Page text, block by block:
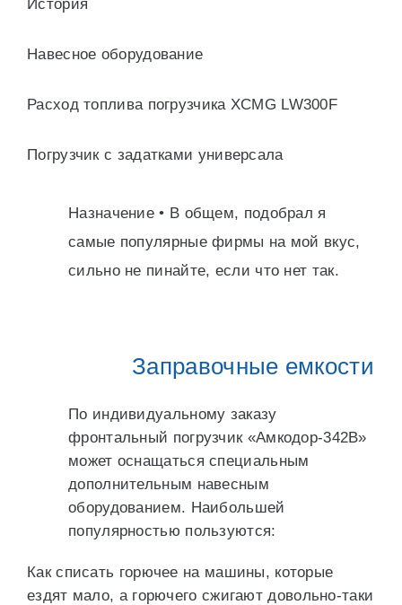
История
Навесное оборудование
Расход топлива погрузчика XCMG LW300F
Погрузчик с задатками универсала
Назначение • В общем, подобрал я
самые популярные фирмы на мой вкус,
сильно не пинайте, если что нет так.
Заправочные емкости
По индивидуальному заказу
фронтальный погрузчик «Амкодор-342В»
может оснащаться специальным
дополнительным навесным
оборудованием. Наибольшей
популярностью пользуются:
Как списать горючее на машины, которые
ездят мало, а горючего сжигают довольно-таки